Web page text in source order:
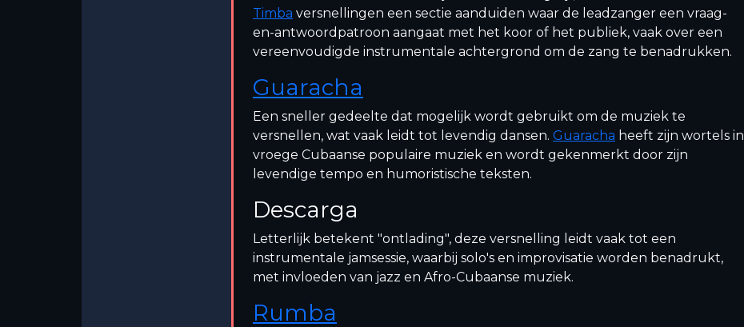
Timba versnellingen een sectie aanduiden waar de leadzanger een vraag-
en-antwoordpatroon aangaat met het koor of het publiek, vaak over een
vereenvoudigde instrumentale achtergrond om de zang te benadrukken.
Guaracha
Een sneller gedeelte dat mogelijk wordt gebruikt om de muziek te
versnellen, wat vaak leidt tot levendig dansen. Guaracha heeft zijn wortels in
vroege Cubaanse populaire muziek en wordt gekenmerkt door zijn
levendige tempo en humoristische teksten.
Descarga
Letterlijk betekent "ontlading", deze versnelling leidt vaak tot een
instrumentale jamsessie, waarbij solo's en improvisatie worden benadrukt,
met invloeden van jazz en Afro-Cubaanse muziek.
Rumba